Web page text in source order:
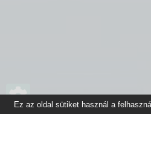
Ez az oldal sütiket használ a